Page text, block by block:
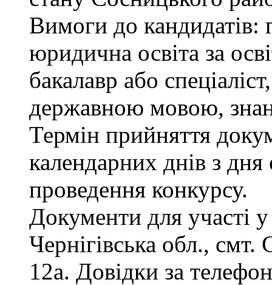
Вимоги до кандидатів:
юридична освіта за
бакалавр або
державною мовою,
Термін прийняття
календарних днів з
проведення конкурсу.
Документи для участі
Чернігівська обл.,
12а. Довідки за